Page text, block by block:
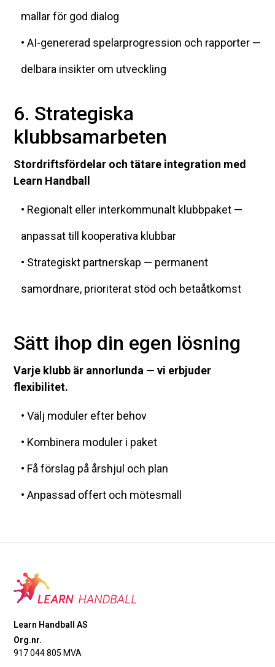
mallar för god dialog
• AI-genererad spelarprogression och rapporter —
delbara insikter om utveckling
6. Strategiska
klubbsamarbeten
Stordriftsfördelar och tätare integration med
Learn Handball
• Regionalt eller interkommunalt klubbpaket —
anpassat till kooperativa klubbar
• Strategiskt partnerskap — permanent
samordnare, prioriterat stöd och betaåtkomst
Sätt ihop din egen lösning
Varje klubb är annorlunda — vi erbjuder
flexibilitet.
• Välj moduler efter behov
• Kombinera moduler i paket
• Få förslag på årshjul och plan
• Anpassad offert och mötesmall
Learn Handball AS
Org.nr.
917 044 805 MVA